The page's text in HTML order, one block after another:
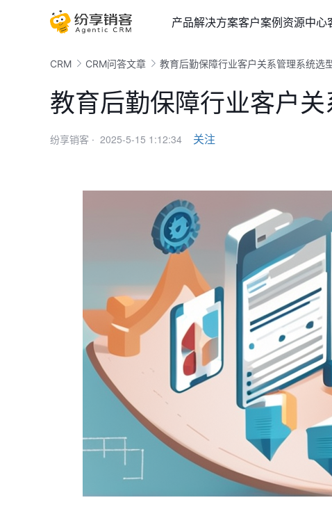
产品解决方案客户案例资源中心
CRM CRM问答文章 教育后勤保障行业客户关系管理系统选
教育后勤保障行业客户
纷享销客 · 2025-5-15 1:12:34 关注